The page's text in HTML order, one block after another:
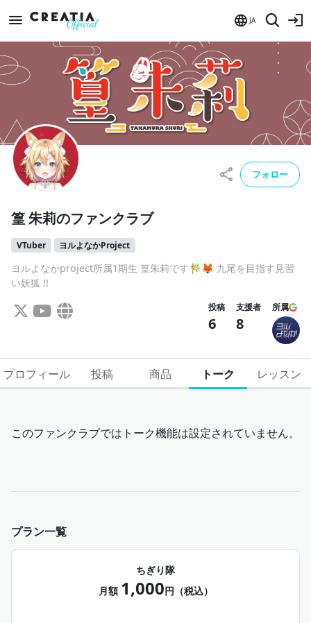
JA
篁 朱莉のファンクラブ
VTuber ヨルよなかProject
ヨルよなかproject所属1期生 篁朱莉です🎋🦊 九尾を目指す見習
い妖狐 !!
投稿
6
支援者
8
所属
フォロー
プロフィール 投稿 商品 トーク レッスン
このファンクラブではトーク機能は設定されていません。
プラン一覧
ちぎり隊
月額 1,000円（税込）